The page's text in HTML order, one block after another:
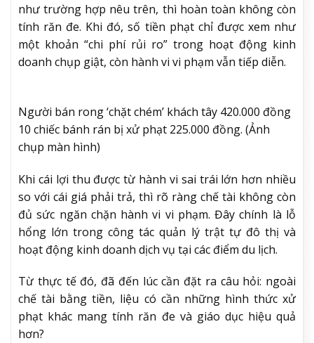
như trường hợp nêu trên, thì hoàn toàn không còn
tính răn đe. Khi đó, số tiền phạt chỉ được xem như
một khoản “chi phí rủi ro” trong hoạt động kinh
doanh chụp giật, còn hành vi vi phạm vẫn tiếp diễn.
Người bán rong ‘chặt chém’ khách tây 420.000 đồng
10 chiếc bánh rán bị xử phạt 225.000 đồng. (Ảnh
chụp màn hình)
Khi cái lợi thu được từ hành vi sai trái lớn hơn nhiều
so với cái giá phải trả, thì rõ ràng chế tài không còn
đủ sức ngăn chặn hành vi vi phạm. Đây chính là lỗ
hổng lớn trong công tác quản lý trật tự đô thị và
hoạt động kinh doanh dịch vụ tại các điểm du lịch.
Từ thực tế đó, đã đến lúc cần đặt ra câu hỏi: ngoài
chế tài bằng tiền, liệu có cần những hình thức xử
phạt khác mang tính răn đe và giáo dục hiệu quả
hơn?